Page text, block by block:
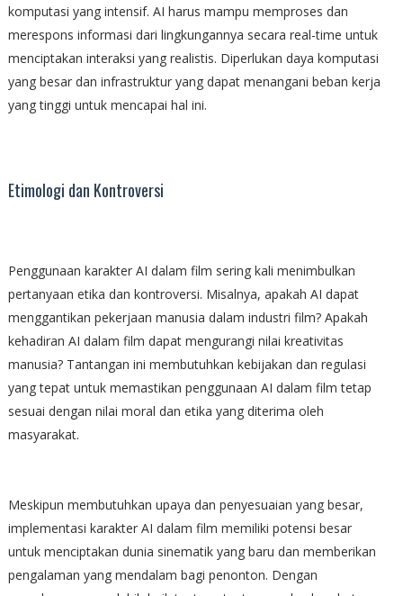
komputasi yang intensif. AI harus mampu memproses dan
merespons informasi dari lingkungannya secara real-time untuk
menciptakan interaksi yang realistis. Diperlukan daya komputasi
yang besar dan infrastruktur yang dapat menangani beban kerja
yang tinggi untuk mencapai hal ini.
Etimologi dan Kontroversi
Penggunaan karakter AI dalam film sering kali menimbulkan
pertanyaan etika dan kontroversi. Misalnya, apakah AI dapat
menggantikan pekerjaan manusia dalam industri film? Apakah
kehadiran AI dalam film dapat mengurangi nilai kreativitas
manusia? Tantangan ini membutuhkan kebijakan dan regulasi
yang tepat untuk memastikan penggunaan AI dalam film tetap
sesuai dengan nilai moral dan etika yang diterima oleh
masyarakat.
Meskipun membutuhkan upaya dan penyesuaian yang besar,
implementasi karakter AI dalam film memiliki potensi besar
untuk menciptakan dunia sinematik yang baru dan memberikan
pengalaman yang mendalam bagi penonton. Dengan